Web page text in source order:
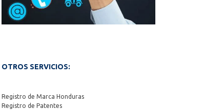
OTROS SERVICIOS:
Registro de Marca Honduras
Registro de Patentes